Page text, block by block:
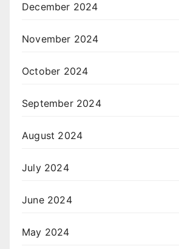
December 2024
November 2024
October 2024
September 2024
August 2024
July 2024
June 2024
May 2024